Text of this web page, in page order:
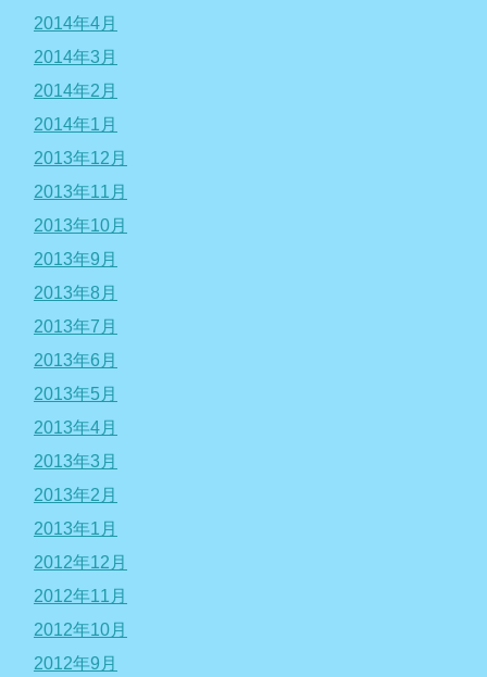
2014年4月
2014年3月
2014年2月
2014年1月
2013年12月
2013年11月
2013年10月
2013年9月
2013年8月
2013年7月
2013年6月
2013年5月
2013年4月
2013年3月
2013年2月
2013年1月
2012年12月
2012年11月
2012年10月
2012年9月